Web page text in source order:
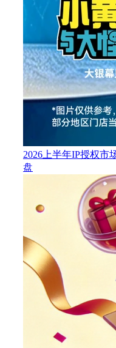
2026上半年IP授权市
盘